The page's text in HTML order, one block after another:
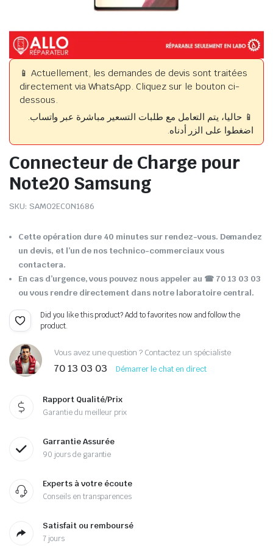
📱 Actuellement, les demandes de devis sont traitées
directement via WhatsApp. Cliquez sur le bouton ci-
dessous.
📱 حاليا، يتم التعامل مع طلبات التسعير مباشرة عبر واتساب.
اضغطوا على الزر أدناه.
Connecteur de Charge pour
Note20 Samsung
SKU: SAM02ECON1686
Cette opération dure 40 minutes sur rendez-vous. Demandez
un devis, et l’un de nos technico-commerciaux vous
contactera.
En cas d’urgence, vous pouvez nous appeler au ☎ 70 13 03 03
ou vous rendre directement dans notre laboratoire central.
Did you like this product? Add to favorites now and follow the
product.
Vous avez une question ? Contactez un spécialiste
70 13 03 03 Démarrer le chat en direct
Rapport Qualité/Prix
Garantie du meilleur prix
Garrantie Assurée
90 jours de garantie
Experts à votre écoute
Conseils en transparences
Satisfait ou remboursé
7 jours